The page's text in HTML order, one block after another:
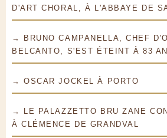
D'ART CHORAL, À L'ABBAYE DE
→ BRUNO CAMPANELLA, CHEF
BELCANTO, S'EST ÉTEINT À 83
→ OSCAR JOCKEL À PORTO
→ LE PALAZZETTO BRU ZANE
À CLÉMENCE DE GRANDVAL